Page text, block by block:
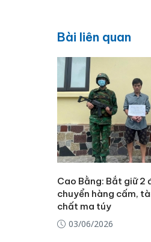
Bài liên quan
Cao Bằng: Bắt giữ 2
chuyển hàng cấm,
chất ma túy
03/06/2026